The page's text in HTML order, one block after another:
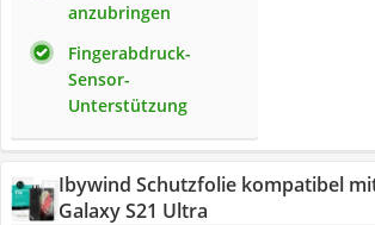
anzubringen
Fingerabdruck-
Sensor-
Unterstützung
Ibywind Schutzfolie kompatibel
Galaxy S21 Ultra